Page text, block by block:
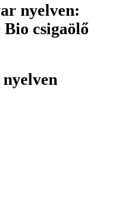
nyelven:
csigaölő